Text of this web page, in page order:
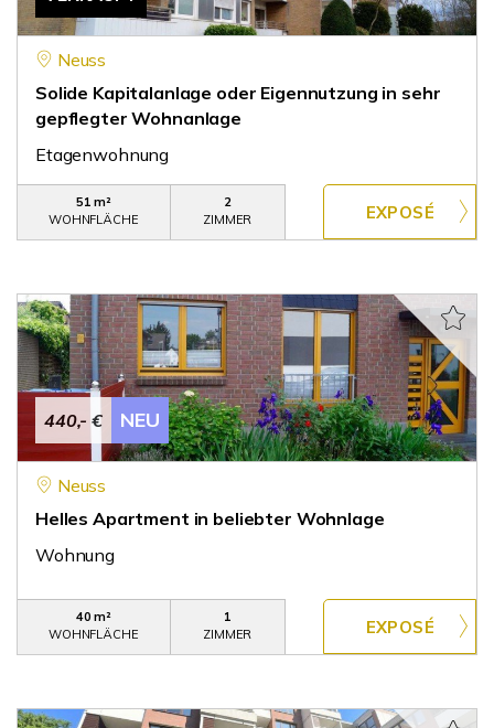
Neuss
Solide Kapitalanlage oder Eigennutzung in sehr
gepflegter Wohnanlage
Etagenwohnung
51 m²
WOHNFLÄCHE
2
ZIMMER
440,- € NEU
Neuss
Helles Apartment in beliebter Wohnlage
Wohnung
40 m²
WOHNFLÄCHE
1
ZIMMER